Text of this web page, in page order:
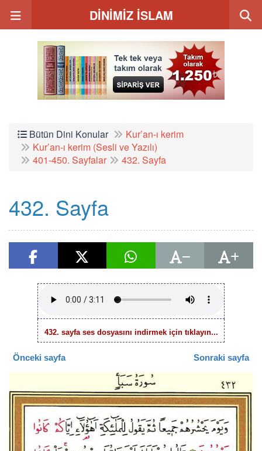
DİNİMİZ İSLAM
Bütün Dini Konular
Kur’an-ı kerim
Kur’an-ı kerim (Sesli ve Yazılı)
401-450. Sayfalar
432. Sayfa
432. Sayfa
432. sayfa ses dosyasını indirmek için tıklayın...
Önceki sayfa Sonraki sayfa